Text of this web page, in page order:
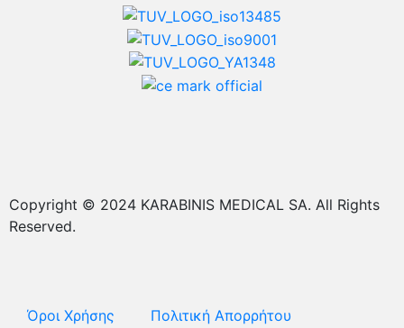
Copyright © 2024 KARABINIS MEDICAL SA. All Rights
Reserved.
Όροι Χρήσης Πολιτική Απορρήτου